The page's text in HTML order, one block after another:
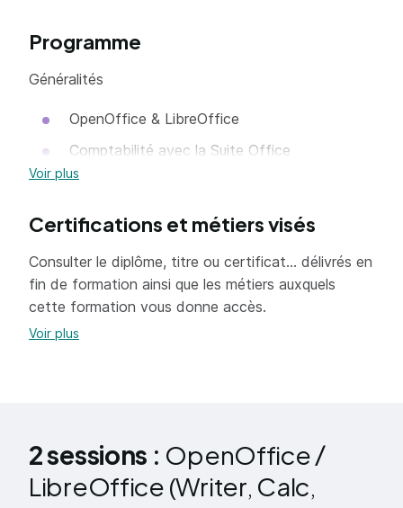
Programme
Généralités
OpenOffice & LibreOffice
Comptabilité avec la Suite Office
Writer (traitement de texte)
Rappels environnement Windows et le
traitement de texte
Fenêtre et barres d'outils
Tabulations et gestion des espacements
Puces et numéros
Voir plus
Certifications et métiers visés
Consulter le diplôme, titre ou certificat... délivrés en
fin de formation ainsi que les métiers auxquels
cette formation vous donne accès.
Voir plus
2 sessions : OpenOffice /
LibreOffice (Writer, Calc,